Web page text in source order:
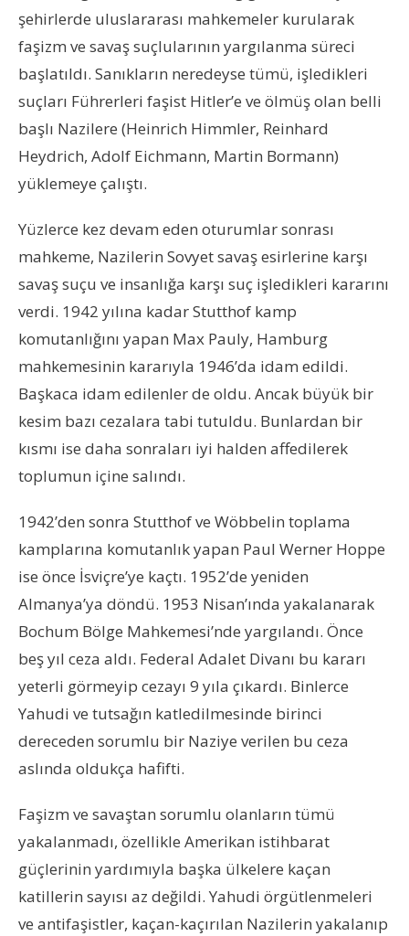
şehirlerde uluslararası mahkemeler kurularak
faşizm ve savaş suçlularının yargılanma süreci
başlatıldı. Sanıkların neredeyse tümü, işledikleri
suçları Führerleri faşist Hitler’e ve ölmüş olan belli
başlı Nazilere (Heinrich Himmler, Reinhard
Heydrich, Adolf Eichmann, Martin Bormann)
yüklemeye çalıştı.
Yüzlerce kez devam eden oturumlar sonrası
mahkeme, Nazilerin Sovyet savaş esirlerine karşı
savaş suçu ve insanlığa karşı suç işledikleri kararını
verdi. 1942 yılına kadar Stutthof kamp
komutanlığını yapan Max Pauly, Hamburg
mahkemesinin kararıyla 1946’da idam edildi.
Başkaca idam edilenler de oldu. Ancak büyük bir
kesim bazı cezalara tabi tutuldu. Bunlardan bir
kısmı ise daha sonraları iyi halden affedilerek
toplumun içine salındı.
1942’den sonra Stutthof ve Wöbbelin toplama
kamplarına komutanlık yapan Paul Werner Hoppe
ise önce İsviçre’ye kaçtı. 1952’de yeniden
Almanya’ya döndü. 1953 Nisan’ında yakalanarak
Bochum Bölge Mahkemesi’nde yargılandı. Önce
beş yıl ceza aldı. Federal Adalet Divanı bu kararı
yeterli görmeyip cezayı 9 yıla çıkardı. Binlerce
Yahudi ve tutsağın katledilmesinde birinci
dereceden sorumlu bir Naziye verilen bu ceza
aslında oldukça hafifti.
Faşizm ve savaştan sorumlu olanların tümü
yakalanmadı, özellikle Amerikan istihbarat
güçlerinin yardımıyla başka ülkelere kaçan
katillerin sayısı az değildi. Yahudi örgütlenmeleri
ve antifaşistler, kaçan-kaçırılan Nazilerin yakalanıp